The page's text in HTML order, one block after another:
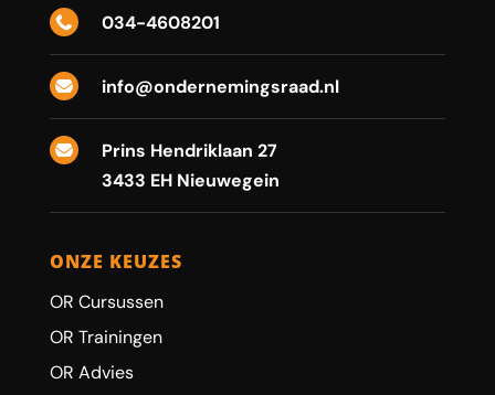
 034-4608201
 info@ondernemingsraad.nl

Prins Hendriklaan 27
3433 EH Nieuwegein
ONZE KEUZES
OR Cursussen
OR Trainingen
OR Advies